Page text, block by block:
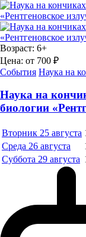
Возраст: 6+
Цена: от 700 ₽
События Наука на
Наука на
биологии
Вторник 25 августа
Среда 26 августа
Суббота 29 августа